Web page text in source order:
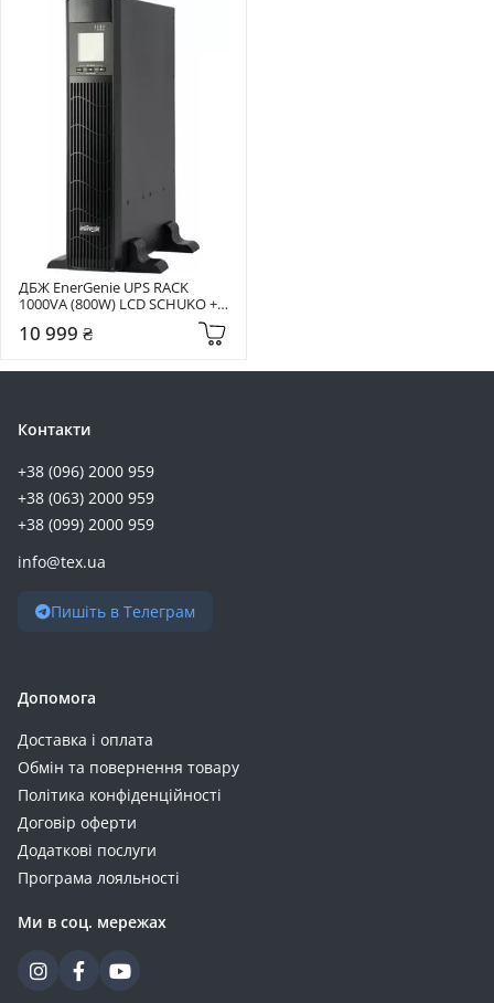
ДБЖ EnerGenie UPS RACK
1000VA (800W) LCD SCHUKO +
IEC + USB Black (EG-UPSRACK-
10)
10 999 ₴
Контакти
+38 (096) 2000 959
+38 (063) 2000 959
+38 (099) 2000 959
info@tex.ua
Пишіть в Телеграм
Допомога
Доставка і оплата
Обмін та повернення товару
Політика конфіденційності
Договір оферти
Додаткові послуги
Програма лояльності
Ми в соц. мережах